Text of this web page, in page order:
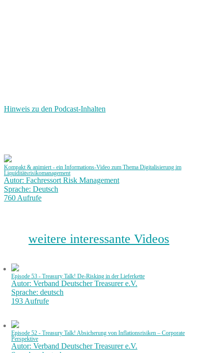
Hinweis zu den Podcast-Inhalten
Kompakt & animiert - ein Informations-Video zum Thema Digitalisierung im
Liquiditätsrisikomanagement
Autor: Fachressort Risk Management
Sprache: Deutsch
760 Aufrufe
weitere interessante Videos
Episode 53 - Treasury Talk! De-Risking in der Lieferkette
Autor: Verband Deutscher Treasurer e.V.
Sprache: deutsch
193 Aufrufe
Episode 52 - Treasury Talk! Absicherung von Inflationsrisiken – Corporate
Perspektive
Autor: Verband Deutscher Treasurer e.V.